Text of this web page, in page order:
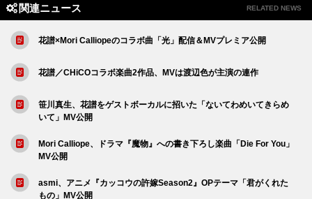
関連ニュース RELATED NEWS
花譜×Mori Calliopeのコラボ曲「光」配信＆MVプレミア公開
花譜／CHiCOコラボ楽曲2作品、MVは渡辺色が主演の連作
笹川真生、花譜をゲストボーカルに招いた「ないてわめいてきらめ
いて」MV公開
Mori Calliope、ドラマ『魔物』への書き下ろし楽曲「Die For You」
MV公開
asmi、アニメ『カッコウの許嫁Season2』OPテーマ「君がくれた
もの」MV公開